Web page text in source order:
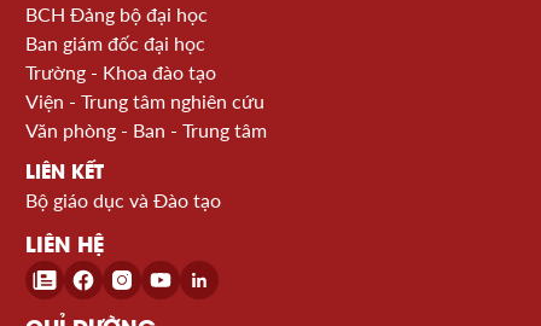
BCH Đảng bộ đại học
Ban giám đốc đại học
Trường - Khoa đào tạo
Viện - Trung tâm nghiên cứu
Văn phòng - Ban - Trung tâm
LIÊN KẾT
Bộ giáo dục và Đào tạo
LIÊN HỆ